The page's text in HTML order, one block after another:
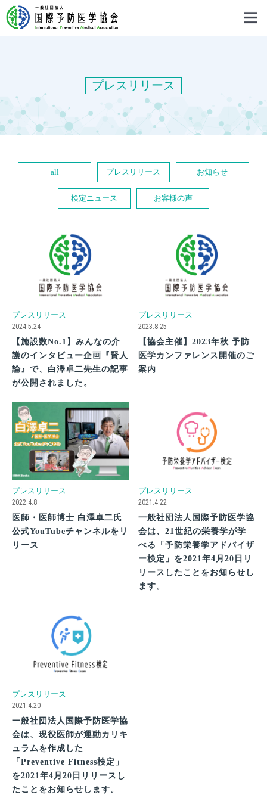
プレスリリース
all プレスリリース お知らせ
検定ニュース お客様の声
プレスリリース
2024.5.24
【施設数No.1】みんなの介
護のインタビュー企画『賢人
論』で、白澤卓二先生の記事
が公開されました。
プレスリリース
2023.8.25
【協会主催】2023年秋 予防
医学カンファレンス開催のご
案内
プレスリリース
2022.4.8
医師・医師博士 白澤卓二氏
公式YouTubeチャンネルをリ
リース
プレスリリース
2021.4.22
一般社団法人国際予防医学協
会は、21世紀の栄養学が学
べる「予防栄養学アドバイザ
ー検定」を2021年4月20日リ
リースしたことをお知らせし
ます。
プレスリリース
2021.4.20
一般社団法人国際予防医学協
会は、現役医師が運動カリキ
ュラムを作成した
「Preventive Fitness検定」
を2021年4月20日リリースし
たことをお知らせします。